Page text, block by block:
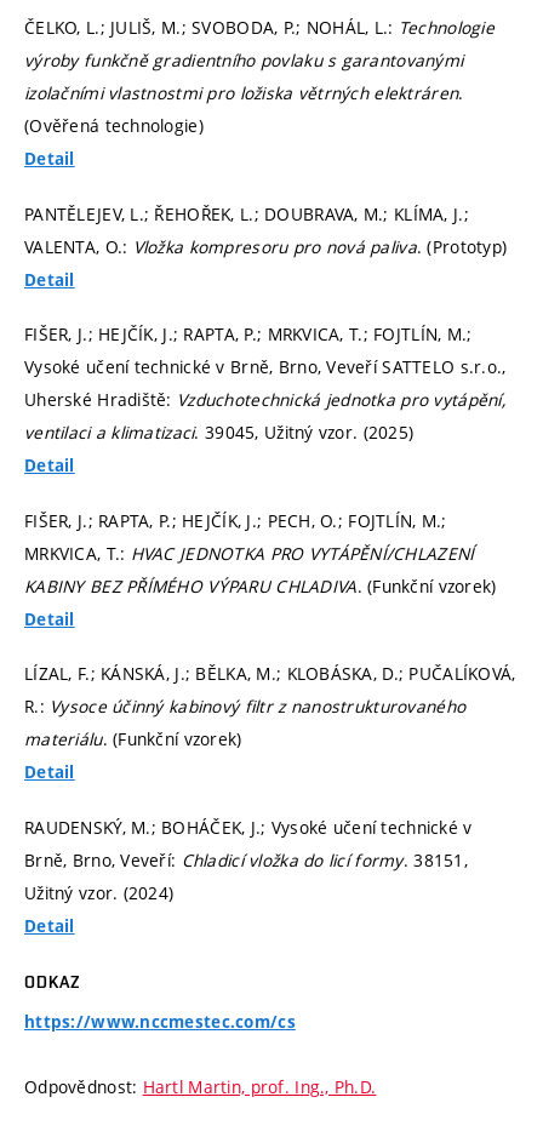
ČELKO, L.; JULIŠ, M.; SVOBODA, P.; NOHÁL, L.: Technologie
výroby funkčně gradientního povlaku s garantovanými
izolačními vlastnostmi pro ložiska větrných elektráren.
(Ověřená technologie)
Detail
PANTĚLEJEV, L.; ŘEHOŘEK, L.; DOUBRAVA, M.; KLÍMA, J.;
VALENTA, O.: Vložka kompresoru pro nová paliva. (Prototyp)
Detail
FIŠER, J.; HEJČÍK, J.; RAPTA, P.; MRKVICA, T.; FOJTLÍN, M.;
Vysoké učení technické v Brně, Brno, Veveří SATTELO s.r.o.,
Uherské Hradiště: Vzduchotechnická jednotka pro vytápění,
ventilaci a klimatizaci. 39045, Užitný vzor. (2025)
Detail
FIŠER, J.; RAPTA, P.; HEJČÍK, J.; PECH, O.; FOJTLÍN, M.;
MRKVICA, T.: HVAC JEDNOTKA PRO VYTÁPĚNÍ/CHLAZENÍ
KABINY BEZ PŘÍMÉHO VÝPARU CHLADIVA. (Funkční vzorek)
Detail
LÍZAL, F.; KÁNSKÁ, J.; BĚLKA, M.; KLOBÁSKA, D.; PUČALÍKOVÁ,
R.: Vysoce účinný kabinový filtr z nanostrukturovaného
materiálu. (Funkční vzorek)
Detail
RAUDENSKÝ, M.; BOHÁČEK, J.; Vysoké učení technické v
Brně, Brno, Veveří: Chladicí vložka do licí formy. 38151,
Užitný vzor. (2024)
Detail
ODKAZ
https://www.nccmestec.com/cs
Odpovědnost: Hartl Martin, prof. Ing., Ph.D.